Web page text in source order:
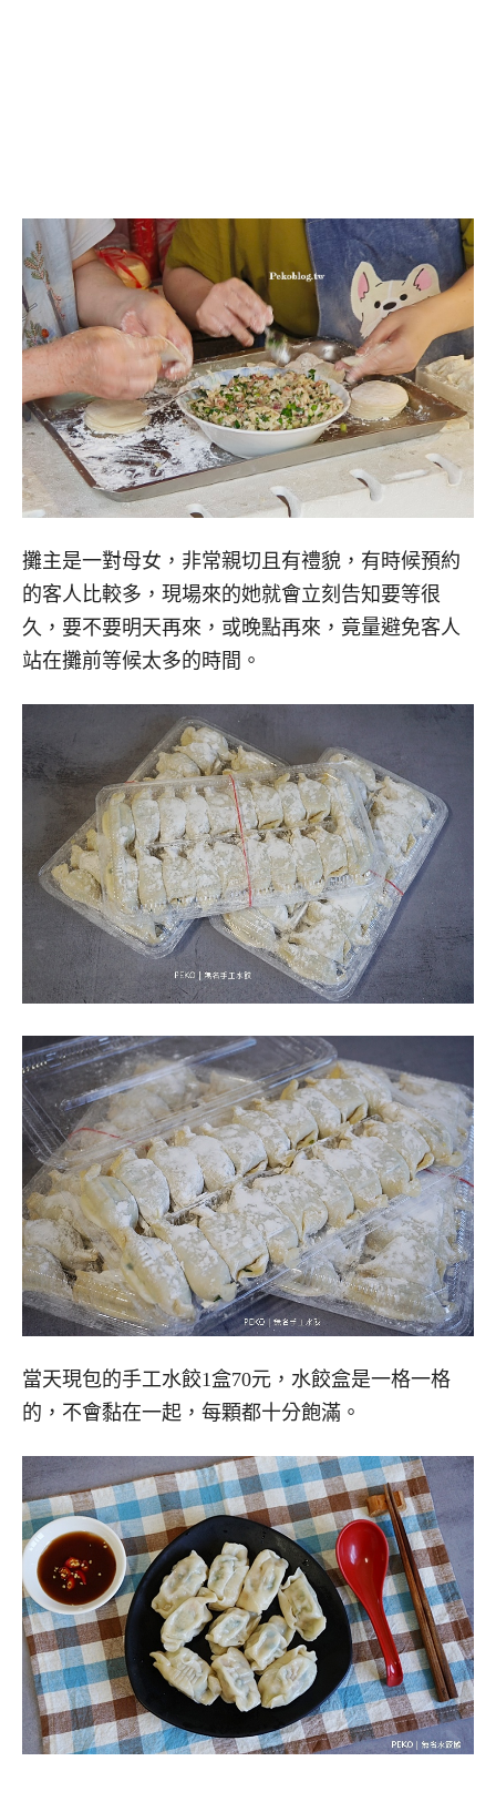
攤主是一對母女，非常親切且有禮貌，有時候預約
的客人比較多，現場來的她就會立刻告知要等很
久，要不要明天再來，或晚點再來，竟量避免客人
站在攤前等候太多的時間。
當天現包的手工水餃1盒70元，水餃盒是一格一格
的，不會黏在一起，每顆都十分飽滿。